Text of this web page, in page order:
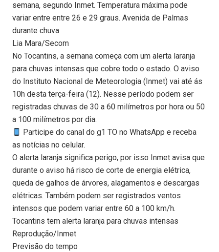
semana, segundo Inmet. Temperatura máxima pode
variar entre entre 26 e 29 graus. Avenida de Palmas
durante chuva
Lia Mara/Secom
No Tocantins, a semana começa com um alerta laranja
para chuvas intensas que cobre todo o estado. O aviso
do Instituto Nacional de Meteorologia (Inmet) vai até ás
10h desta terça-feira (12). Nesse período podem ser
registradas chuvas de 30 a 60 milímetros por hora ou 50
a 100 milímetros por dia.
Participe do canal do g1 TO no WhatsApp e receba
as notícias no celular.
O alerta laranja significa perigo, por isso Inmet avisa que
durante o aviso há risco de corte de energia elétrica,
queda de galhos de árvores, alagamentos e descargas
elétricas. Também podem ser registrados ventos
intensos que podem variar entre 60 a 100 km/h.
Tocantins tem alerta laranja para chuvas intensas
Reprodução/Inmet
Previsão do tempo